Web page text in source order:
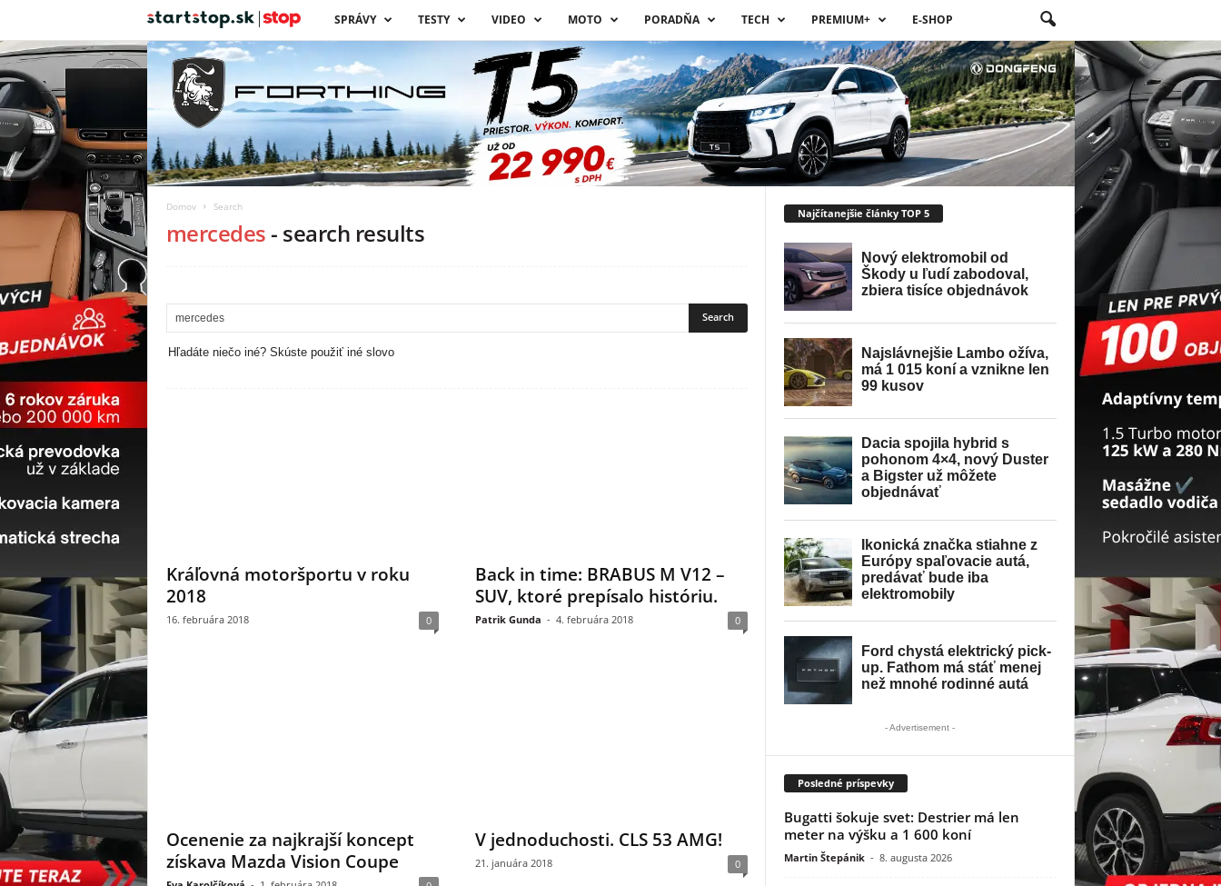
a
r
t
SPRÁVY TESTY VIDEO MOTO PORADŇA TECH PREMIUM+ E-SHOP
Domov Search
mercedes- search results
Hľadáte niečo iné? Skúste použiť iné slovo
Kráľovná motoršportu v roku
2018
16. februára 2018 0
Back in time: BRABUS M V12 –
SUV, ktoré prepísalo históriu.
Patrik Gunda - 4. februára 2018 0
Ocenenie za najkrajší koncept
získava Mazda Vision Coupe
V jednoduchosti. CLS 53 AMG!
21. januára 2018 0
Najčítanejšie články TOP 5
- Advertisement -
Posledné príspevky
Bugatti šokuje svet: Destrier má len
meter na výšku a 1 600 koní
Martin Štepánik - 8. augusta 2026